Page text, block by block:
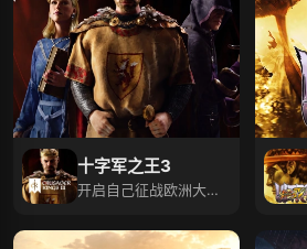
十字军之王3
开启自己征战欧洲大陆